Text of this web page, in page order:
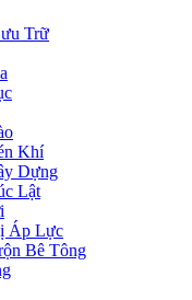
Trữ
Khí
Dựng
Lật
Áp Lực
Bê Tông